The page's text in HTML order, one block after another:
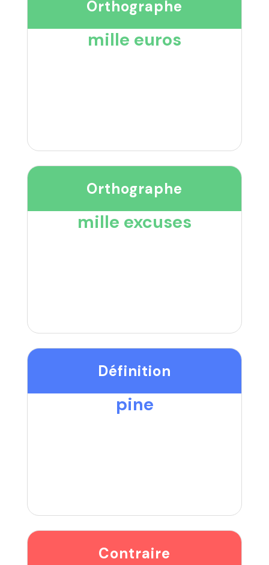
Orthographe
mille euros
Orthographe
mille excuses
Définition
pine
Contraire